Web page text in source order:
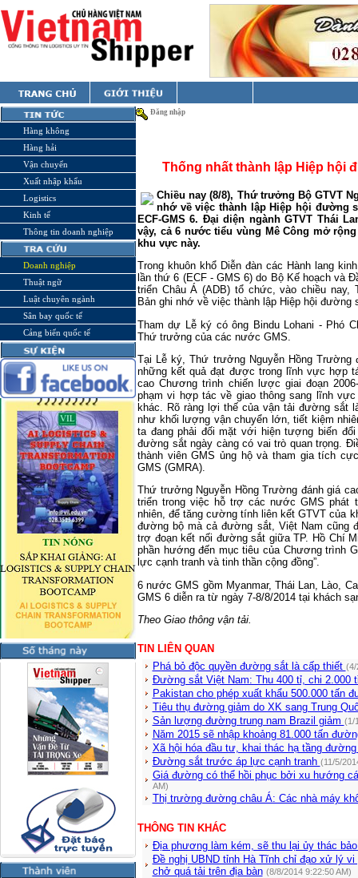
Hàng không
Hàng hải
Vận chuyển
Xuất nhập khẩu
Logistics
Kinh tế
Thông tin doanh nghiệp
Doanh nghiệp
Thuật ngữ
Luật chuyên ngành
Sân bay quốc tế
Cảng biển quốc tế
Đăng nhập
Thống nhất thành lập Hiệp hội
Chiều nay (8/8), Thứ trưởng Bộ GTVT
nhớ về việc thành lập Hiệp hội đường
ECF-GMS 6. Đại diện ngành GTVT Thái
vậy, cả 6 nước tiểu vùng Mê Công mở
khu vực này.
Trong khuôn khổ Diễn đàn các Hành lang
lần thứ 6 (ECF - GMS 6) do Bộ Kế hoạch và
triển Châu Á (ADB) tổ chức, vào chiều
Bản ghi nhớ về việc thành lập Hiệp hội đường
Tham dự Lễ ký có ông Bindu Lohani - Phó
Thứ trưởng của các nước GMS.
Tại Lễ ký, Thứ trưởng Nguyễn Hồng Trường
những kết quả đạt được trong lĩnh vực hợp
cao Chương trình chiến lược giai đoạn
phạm vi hợp tác về giao thông sang lĩnh
khác. Rõ ràng lợi thế của vận tải đường sắt
như khối lượng vận chuyển lớn, tiết kiệm
ta đang phải đối mặt với hiện tượng biến
đường sắt ngày càng có vai trò quan trọng.
thành viên GMS ủng hộ và tham gia tích
GMS (GMRA).
Thứ trưởng Nguyễn Hồng Trường đánh giá
triển trong việc hỗ trợ các nước GMS phát
nhiên, để tăng cường tính liên kết GTVT của
đường bộ mà cả đường sắt, Việt Nam cũng
trợ đoạn kết nối đường sắt giữa TP. Hồ Chí
phần hướng đến mục tiêu của Chương trình
lực cạnh tranh và tinh thần cộng đồng”.
6 nước GMS gồm Myanmar, Thái Lan, Lào,
GMS 6 diễn ra từ ngày 7-8/8/2014 tại khách
Theo Giao thông vận tải.
TIN LIÊN QUAN
Phá bỏ độc quyền đường sắt là cấp thiết (4/
Đường sắt Việt Nam: Thu 400 tỉ, chi 2.000
Pakistan cho phép xuất khẩu 500.000 tấn
Tiêu thụ đường giảm do XK sang Trung
Sản lượng đường trung nam Brazil giảm (1/
Năm 2015 sẽ nhập khoảng 81.000 tấn
Xã hội hóa đầu tư, khai thác hạ tầng
Đường sắt trước áp lực cạnh tranh (11/5/
Giá đường có thể hồi phục bởi xu hướng
AM)
Thị trường đường châu Á: Các nhà máy
THÔNG TIN KHÁC
Địa phương làm kém, sẽ thu lại ủy thác
Đề nghị UBND tỉnh Hà Tĩnh chỉ đạo xử lý
chở quá tải trên địa bàn (8/8/2014 9:22:50 AM)